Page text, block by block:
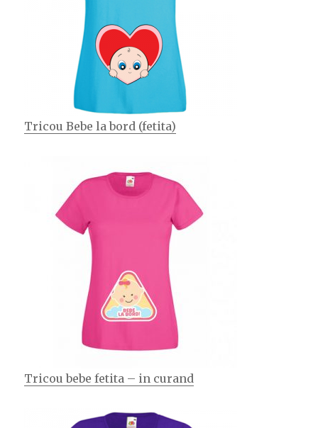
Tricou Bebe la bord (fetita)
Tricou bebe fetita – in curand